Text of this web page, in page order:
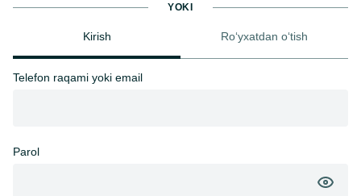
YOKI
Kirish Ro‘yxatdan o‘tish
Telefon raqami yoki email
Parol